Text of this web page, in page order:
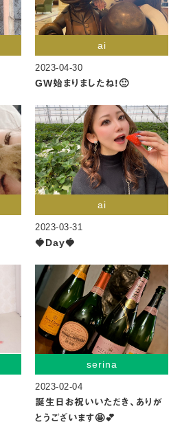
ai
2023-04-30
GW始まりましたね!🙂
ai
2023-03-31
🍓Day🍓
serina
2023-02-04
誕生日お祝いいただき、ありが
とうございます🤩💕